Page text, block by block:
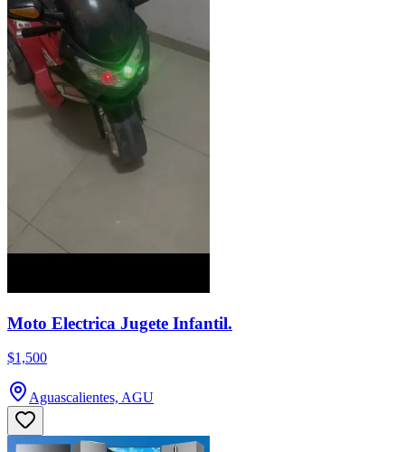
Moto Electrica Jugete Infantil.
$1,500
Aguascalientes, AGU